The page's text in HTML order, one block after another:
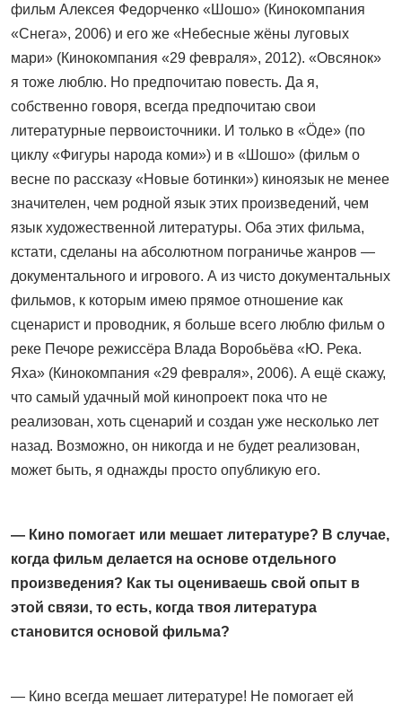
фильм Алексея Федорченко «Шошо» (Кинокомпания
«Снега», 2006) и его же «Небесные жёны луговых
мари» (Кинокомпания «29 февраля», 2012). «Овсянок»
я тоже люблю. Но предпочитаю повесть. Да я,
собственно говоря, все­гда предпочитаю свои
литературные первоисточники. И только в «Öде» (по
циклу «Фигуры народа коми») и в «Шошо» (фильм о
весне по рассказу «Новые ботинки») киноязык не менее
значителен, чем родной язык этих произведений, чем
язык художественной литературы. Оба этих фильма,
кстати, сделаны на абсолютном пограничье жанров —
документального и игрового. А из чисто документальных
фильмов, к которым имею прямое отношение как
сценарист и проводник, я больше всего люблю фильм о
реке Печоре режиссёра Влада Воробьёва «Ю. Река.
Яха» (Кинокомпания «29 февраля», 2006). А ещё скажу,
что самый удачный мой кинопроект пока что не
реализован, хоть сценарий и создан уже несколько лет
назад. Возможно, он никогда и не будет реализован,
может быть, я однажды просто опубликую его.
— Кино помогает или мешает литературе? В случае,
когда фильм делается на основе отдельного
произведения? Как ты оцениваешь свой опыт в
этой связи, то есть, когда твоя литература
становится основой фильма?
— Кино всегда мешает литературе! Не помогает ей